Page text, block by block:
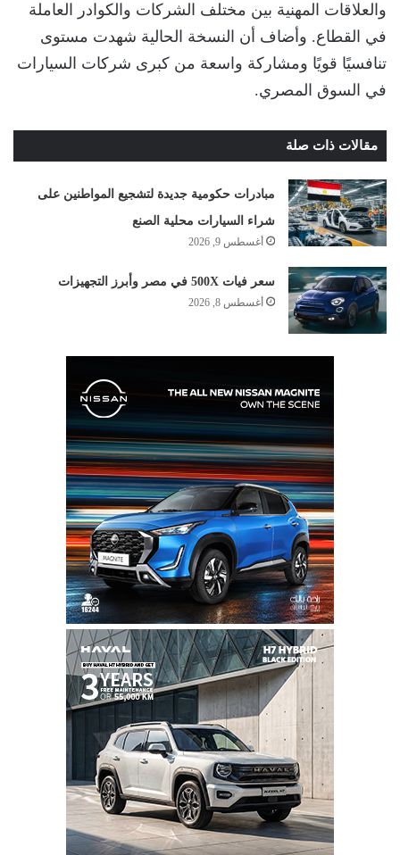
والعلاقات المهنية بين مختلف الشركات والكوادر العاملة
في القطاع. وأضاف أن النسخة الحالية شهدت مستوى
تنافسيًا قويًا ومشاركة واسعة من كبرى شركات السيارات
في السوق المصري.
مقالات ذات صلة
مبادرات حكومية جديدة لتشجيع المواطنين على
شراء السيارات محلية الصنع
أغسطس 9, 2026
سعر فيات 500X في مصر وأبرز التجهيزات
أغسطس 8, 2026